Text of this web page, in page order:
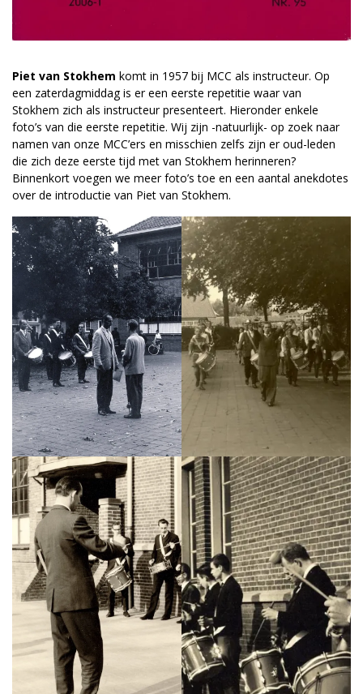
Piet van Stokhem komt in 1957 bij MCC als instructeur. Op
een zaterdagmiddag is er een eerste repetitie waar van
Stokhem zich als instructeur presenteert. Hieronder enkele
foto’s van die eerste repetitie. Wij zijn -natuurlijk- op zoek naar
namen van onze MCC’ers en misschien zelfs zijn er oud-leden
die zich deze eerste tijd met van Stokhem herinneren?
Binnenkort voegen we meer foto’s toe en een aantal anekdotes
over de introductie van Piet van Stokhem.